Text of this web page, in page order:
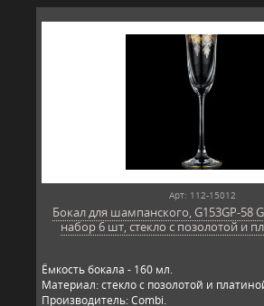
Арт: 112-15012
Бокал для шампанского, G153GP-58
набор 6 шт, стекло с позолотой и
Ёмкость бокала - 160 мл.
Материал: стекло с позолотой и
Производитель: Combi.